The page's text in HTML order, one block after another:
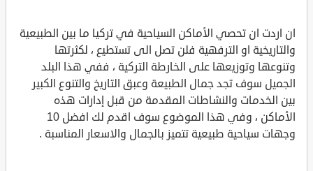
ان اردت ان تحصي الأماكن السياحية في تركيا ما بين الطبيعية
والتاريخية او الترفهية فلن تصل الى تستطيع ، لكثرتها
وتنوعها وتوزيعها على الخارطة التركية ، ففي هذا البلد
الجميل سوف تجد جمال الطبيعة وعبق التاريخ والتنوع الكبير
بين الخدمات والنشاطات المقدمة من قبل إدارات هذه
الأماكن ، وفي هذا الموضوع سوف اقدم لك افضل 10
وجهات سياحية طبيعية تتميز بالجمال والاسعار المناسبة .